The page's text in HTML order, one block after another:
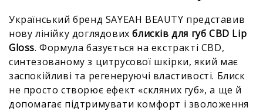
Український бренд SAYEAH BEAUTY представив
нову лінійку доглядових блисків для губ CBD Lip
Gloss. Формула базується на екстракті CBD,
синтезованому з цитрусової шкірки, який має
заспокійливі та регенеруючі властивості. Блиск
не просто створює ефект «скляних губ», а ще й
допомагає підтримувати комфорт і зволоження